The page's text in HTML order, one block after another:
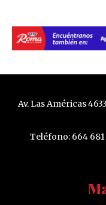
Av. Las Américas
Teléfono: 664 681